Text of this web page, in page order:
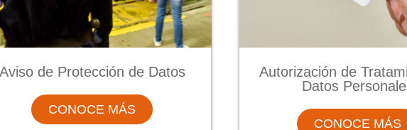
Aviso de Protección de Datos
CONOCE MÁS
Autorización de
Datos
CONOCE MÁS